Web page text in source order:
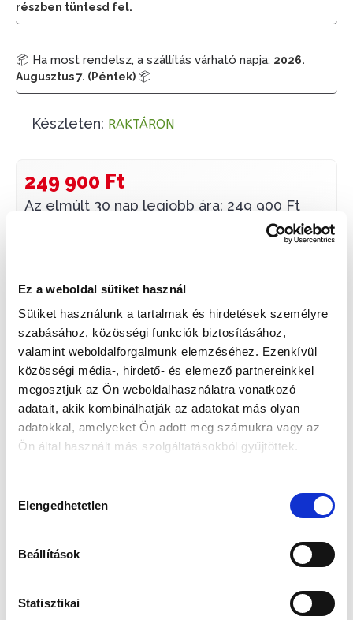
Ez a weboldal sütiket használ
Sütiket használunk a tartalmak és hirdetések személyre
szabásához, közösségi funkciók biztosításához,
valamint weboldalforgalmunk elemzéséhez. Ezenkívül
közösségi média-, hirdető- és elemező partnereinkkel
megosztjuk az Ön weboldalhasználatra vonatkozó
adatait, akik kombinálhatják az adatokat más olyan
adatokkal, amelyeket Ön adott meg számukra vagy az
Ön által használt más szolgáltatásokból gyűjtöttek.
kiválasztása
Elengedhetetlen
Beállítások
Statisztikai
részben tüntesd fel.
📦 Ha most rendelsz, a szállítás várható napja: 2026.
Augusztus 7. (Péntek) 📦
Készleten: RAKTÁRON
249 900 Ft
Az elmúlt 30 nap legjobb ára: 249 900 Ft
1-2 munkanap Hivatalos forgalmazó Fizetés
🎁 VÁLASSZ AJÁNDÉKOT MELLÉ!
JUBE04504JWYGT/U Női
Válassz egyet, majd kattints a Kosárba gombra! Ha most kihagyod, a